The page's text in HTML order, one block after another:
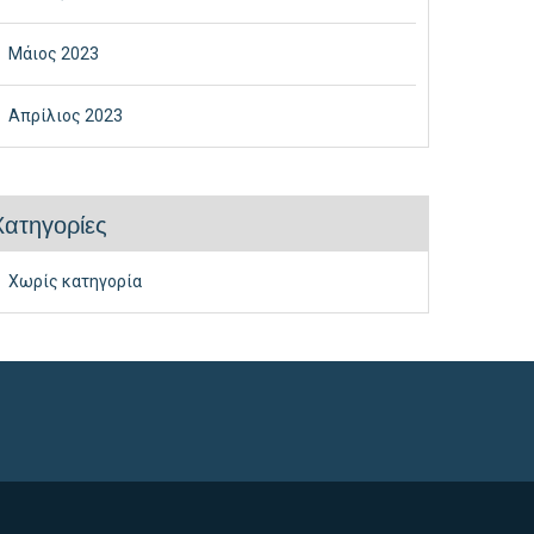
Μάιος 2023
Απρίλιος 2023
Χωρίς κατηγορία